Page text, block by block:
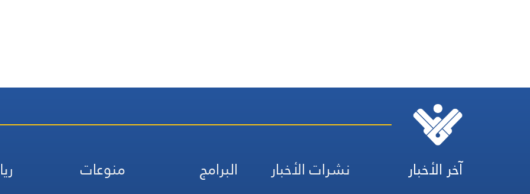
آخر الأخبار نشرات الأخبار البرامج منوعات